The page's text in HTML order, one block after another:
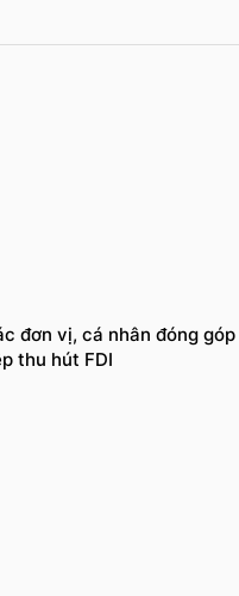
đơn vị, cá nhân đóng góp
thu hút FDI